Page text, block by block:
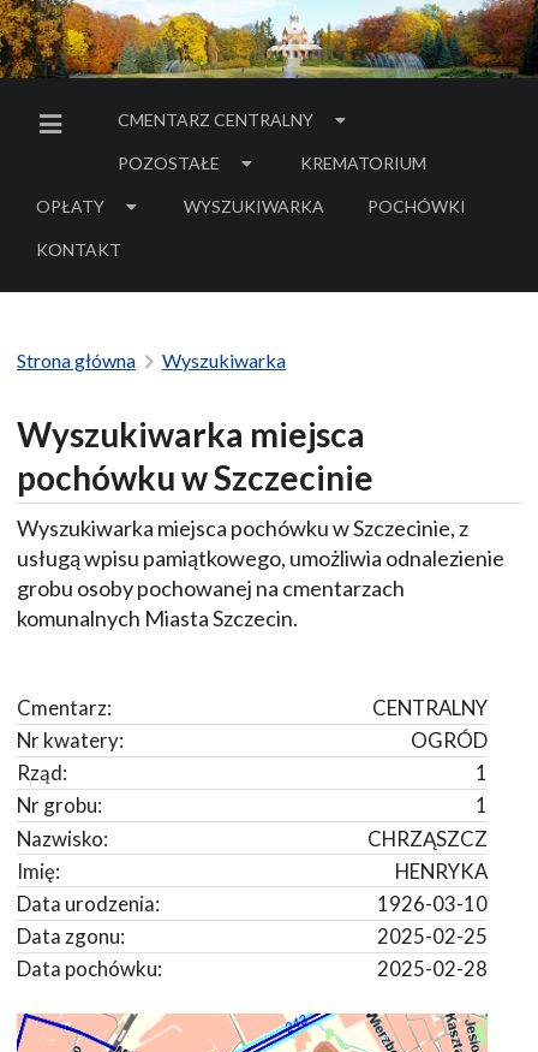
MENU BOCZNE
CMENTARZ CENTRALNY
POZOSTAŁE KREMATORIUM
OPŁATY WYSZUKIWARKA POCHÓWKI
- LINK DO SERWISU
KONTAKT
Strona główna Wyszukiwarka
Wyszukiwarka miejsca
pochówku w Szczecinie
Wyszukiwarka miejsca pochówku w Szczecinie, z
usługą wpisu pamiątkowego, umożliwia odnalezienie
grobu osoby pochowanej na cmentarzach
komunalnych Miasta Szczecin.
CENTRALNY
Cmentarz:
OGRÓD
Nr kwatery:
1
Rząd:
1
Nr grobu:
CHRZĄSZCZ
Nazwisko:
HENRYKA
Imię:
1926-03-10
Data urodzenia:
2025-02-25
Data zgonu:
2025-02-28
Data pochówku: